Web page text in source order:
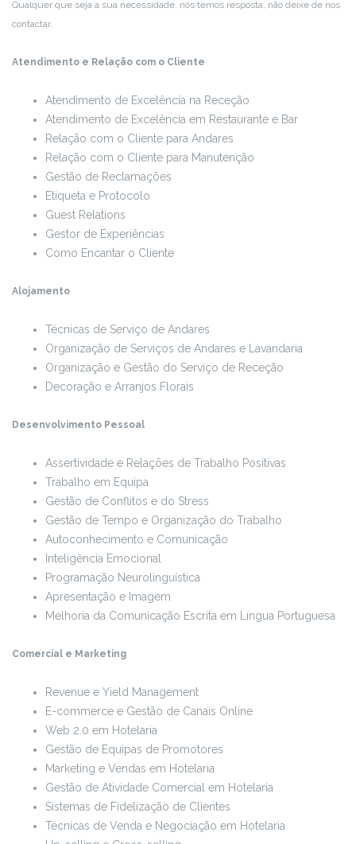
Qualquer que seja a sua necessidade, nós temos resposta, não deixe de nos
contactar.
Atendimento e Relação com o Cliente
Atendimento de Excelência na Receção
Atendimento de Excelência em Restaurante e Bar
Relação com o Cliente para Andares
Relação com o Cliente para Manutenção
Gestão de Reclamações
Etiqueta e Protocolo
Guest Relations
Gestor de Experiências
Como Encantar o Cliente
Alojamento
Técnicas de Serviço de Andares
Organização de Serviços de Andares e Lavandaria
Organização e Gestão do Serviço de Receção
Decoração e Arranjos Florais
Desenvolvimento Pessoal
Assertividade e Relações de Trabalho Positivas
Trabalho em Equipa
Gestão de Conflitos e do Stress
Gestão de Tempo e Organização do Trabalho
Autoconhecimento e Comunicação
Inteligência Emocional
Programação Neurolinguística
Apresentação e Imagem
Melhoria da Comunicação Escrita em Língua Portuguesa
Comercial e Marketing
Revenue e Yield Management
E-commerce e Gestão de Canais Online
Web 2.0 em Hotelaria
Gestão de Equipas de Promotores
Marketing e Vendas em Hotelaria
Gestão de Atividade Comercial em Hotelaria
Sistemas de Fidelização de Clientes
Técnicas de Venda e Negociação em Hotelaria